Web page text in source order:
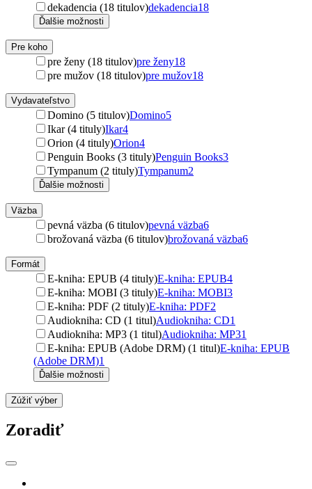
dekadencia (18 titulov)dekadencia18
Ďalšie možnosti
Pre koho
pre ženy (18 titulov)pre ženy18
pre mužov (18 titulov)pre mužov18
Vydavateľstvo
Domino (5 titulov)Domino5
Ikar (4 tituly)Ikar4
Orion (4 tituly)Orion4
Penguin Books (3 tituly)Penguin Books3
Tympanum (2 tituly)Tympanum2
Ďalšie možnosti
Väzba
pevná väzba (6 titulov)pevná väzba6
brožovaná väzba (6 titulov)brožovaná väzba6
Formát
E-kniha: EPUB (4 tituly)E-kniha: EPUB4
E-kniha: MOBI (3 tituly)E-kniha: MOBI3
E-kniha: PDF (2 tituly)E-kniha: PDF2
Audiokniha: CD (1 titul)Audiokniha: CD1
Audiokniha: MP3 (1 titul)Audiokniha: MP31
E-kniha: EPUB (Adobe DRM) (1 titul)E-kniha: EPUB
(Adobe DRM)1
Ďalšie možnosti
Zúžiť výber
Zoradiť